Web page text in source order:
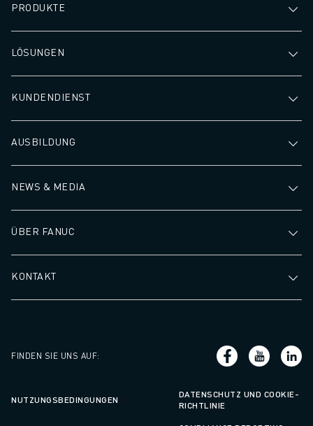
PRODUKTE
LÖSUNGEN
KUNDENDIENST
AUSBILDUNG
NEWS & MEDIA
ÜBER FANUC
KONTAKT
FINDEN SIE UNS AUF:
NUTZUNGSBEDINGUNGEN
DATENSCHUTZ UND COOKIE-
RICHTLINIE